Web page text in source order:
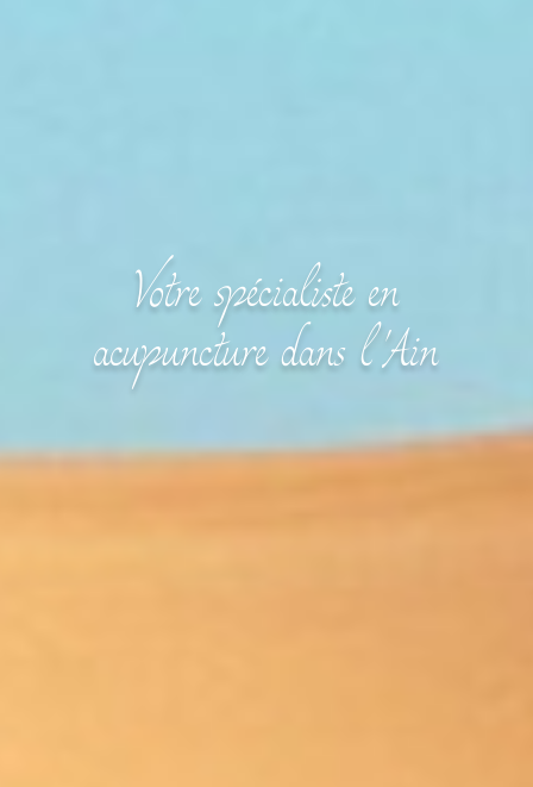
Votre spécialiste en
acupuncture dans l'Ain